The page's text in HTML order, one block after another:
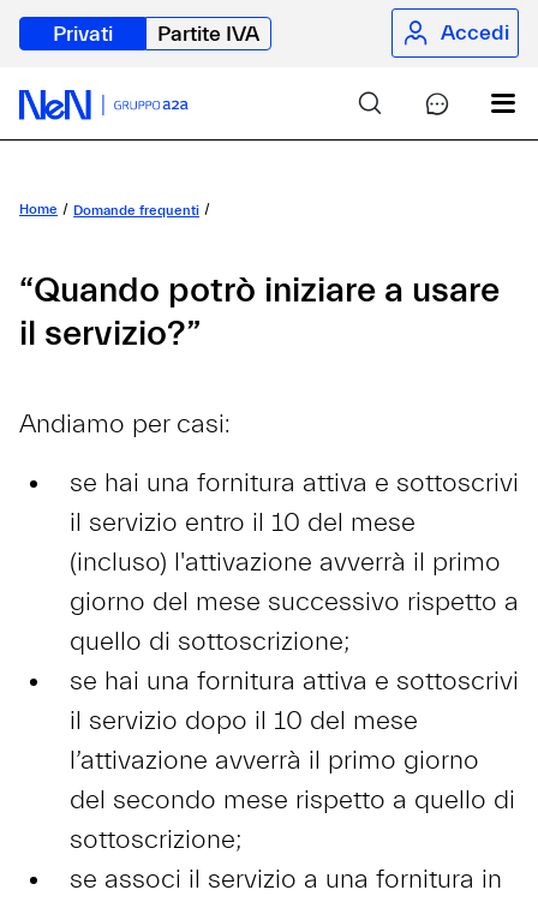
Privati Partite IVA Accedi
Home Domande frequenti
“Quando potrò iniziare a usare
il servizio?”
Andiamo per casi:
se hai una fornitura attiva e sottoscrivi
il servizio entro il 10 del mese
(incluso) l'attivazione avverrà il primo
giorno del mese successivo rispetto a
quello di sottoscrizione;
se hai una fornitura attiva e sottoscrivi
il servizio dopo il 10 del mese
l’attivazione avverrà il primo giorno
del secondo mese rispetto a quello di
sottoscrizione;
se associ il servizio a una fornitura in